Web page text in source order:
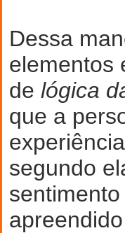
Dessa
elementos
de lógica
que a
segundo